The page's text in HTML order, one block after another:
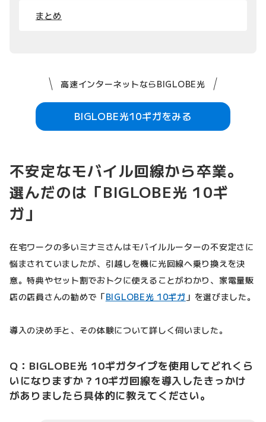
まとめ
高速インターネットならBIGLOBE光
BIGLOBE光10ギガをみる
不安定なモバイル回線から卒業。
選んだのは「BIGLOBE光 10ギ
ガ」
在宅ワークの多いミナミさんはモバイルルーターの不安定さに
悩まされていましたが、引越しを機に光回線へ乗り換えを決
意。特典やセット割でおトクに使えることがわかり、家電量販
店の店員さんの勧めで「BIGLOBE光 10ギガ 」を選びました。
導入の決め手と、その体験について詳しく伺いました。
Q：BIGLOBE光 10ギガタイプを使用してどれくら
いになりますか？10ギガ回線を導入したきっかけ
がありましたら具体的に教えてください。